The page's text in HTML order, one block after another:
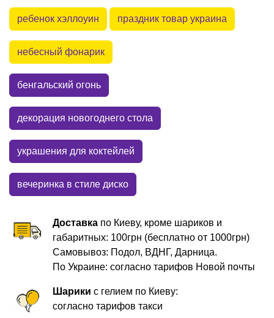
ребенок хэллоуин праздник товар украина
небесный фонарик
бенгальский огонь
декорация новогоднего стола
украшения для коктейлей
вечеринка в стиле диско
Доставка по Киеву, кроме шариков и
габаритных: 100грн (бесплатно от 1000грн)
Самовывоз: Подол, ВДНГ, Дарница.
По Украине: согласно тарифов Новой почты
Шарики с гелием по Киеву:
согласно тарифов такси